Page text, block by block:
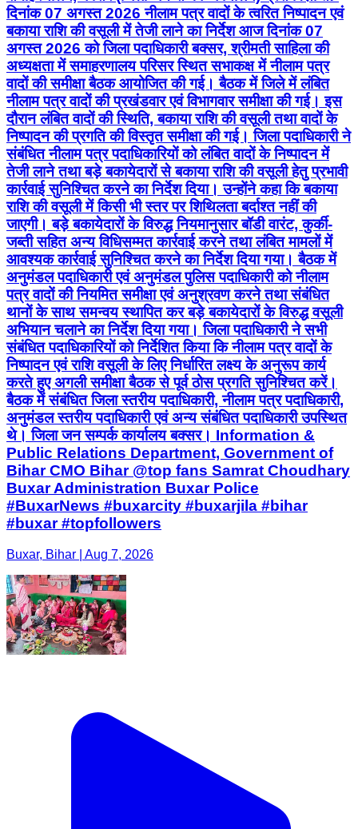
दिनांक 07 अगस्त 2026 नीलाम पत्र वादों के त्वरित निष्पादन एवं
बकाया राशि की वसूली में तेजी लाने का निर्देश आज दिनांक 07
अगस्त 2026 को जिला पदाधिकारी बक्सर, श्रीमती साहिला की
अध्यक्षता में समाहरणालय परिसर स्थित सभाकक्ष में नीलाम पत्र
वादों की समीक्षा बैठक आयोजित की गई। बैठक में जिले में लंबित
नीलाम पत्र वादों की प्रखंडवार एवं विभागवार समीक्षा की गई। इस
दौरान लंबित वादों की स्थिति, बकाया राशि की वसूली तथा वादों के
निष्पादन की प्रगति की विस्तृत समीक्षा की गई। जिला पदाधिकारी ने
संबंधित नीलाम पत्र पदाधिकारियों को लंबित वादों के निष्पादन में
तेजी लाने तथा बड़े बकायेदारों से बकाया राशि की वसूली हेतु प्रभावी
कार्रवाई सुनिश्चित करने का निर्देश दिया। उन्होंने कहा कि बकाया
राशि की वसूली में किसी भी स्तर पर शिथिलता बर्दाश्त नहीं की
जाएगी। बड़े बकायेदारों के विरुद्ध नियमानुसार बॉडी वारंट, कुर्की-
जब्ती सहित अन्य विधिसम्मत कार्रवाई करने तथा लंबित मामलों में
आवश्यक कार्रवाई सुनिश्चित करने का निर्देश दिया गया। बैठक में
अनुमंडल पदाधिकारी एवं अनुमंडल पुलिस पदाधिकारी को नीलाम
पत्र वादों की नियमित समीक्षा एवं अनुश्रवण करने तथा संबंधित
थानों के साथ समन्वय स्थापित कर बड़े बकायेदारों के विरुद्ध वसूली
अभियान चलाने का निर्देश दिया गया। जिला पदाधिकारी ने सभी
संबंधित पदाधिकारियों को निर्देशित किया कि नीलाम पत्र वादों के
निष्पादन एवं राशि वसूली के लिए निर्धारित लक्ष्य के अनुरूप कार्य
करते हुए अगली समीक्षा बैठक से पूर्व ठोस प्रगति सुनिश्चित करें।
बैठक में संबंधित जिला स्तरीय पदाधिकारी, नीलाम पत्र पदाधिकारी,
अनुमंडल स्तरीय पदाधिकारी एवं अन्य संबंधित पदाधिकारी उपस्थित
थे। जिला जन सम्पर्क कार्यालय बक्सर। Information &
Public Relations Department, Government of
Bihar CMO Bihar @top fans Samrat Choudhary
Buxar Administration Buxar Police
#BuxarNews #buxarcity #buxarjila #bihar
#buxar #topfollowers
Buxar, Bihar | Aug 7, 2026